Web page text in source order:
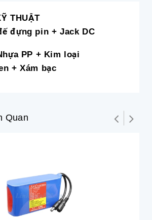
THUẬT
đựng pin + Jack DC
PP + Kim loại
+ Xám bạc
Quan